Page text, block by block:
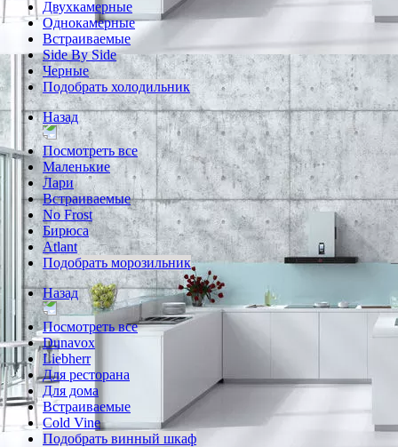
Двухкамерные
Однокамерные
Встраиваемые
Side By Side
Черные
Подобрать холодильник
Назад
Посмотреть все
Маленькие
Лари
Встраиваемые
No Frost
Бирюса
Atlant
Подобрать морозильник
Назад
Посмотреть все
Dunavox
Liebherr
Для ресторана
Для дома
Встраиваемые
Cold Vine
Подобрать винный шкаф